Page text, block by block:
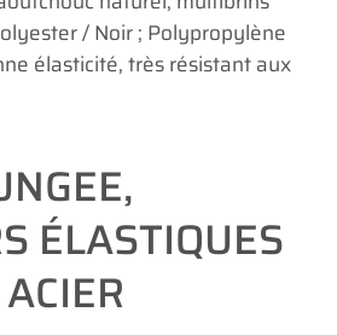
/ Noir ; Polypropylène
élasticité, très résistant aux
ÉLASTIQUES